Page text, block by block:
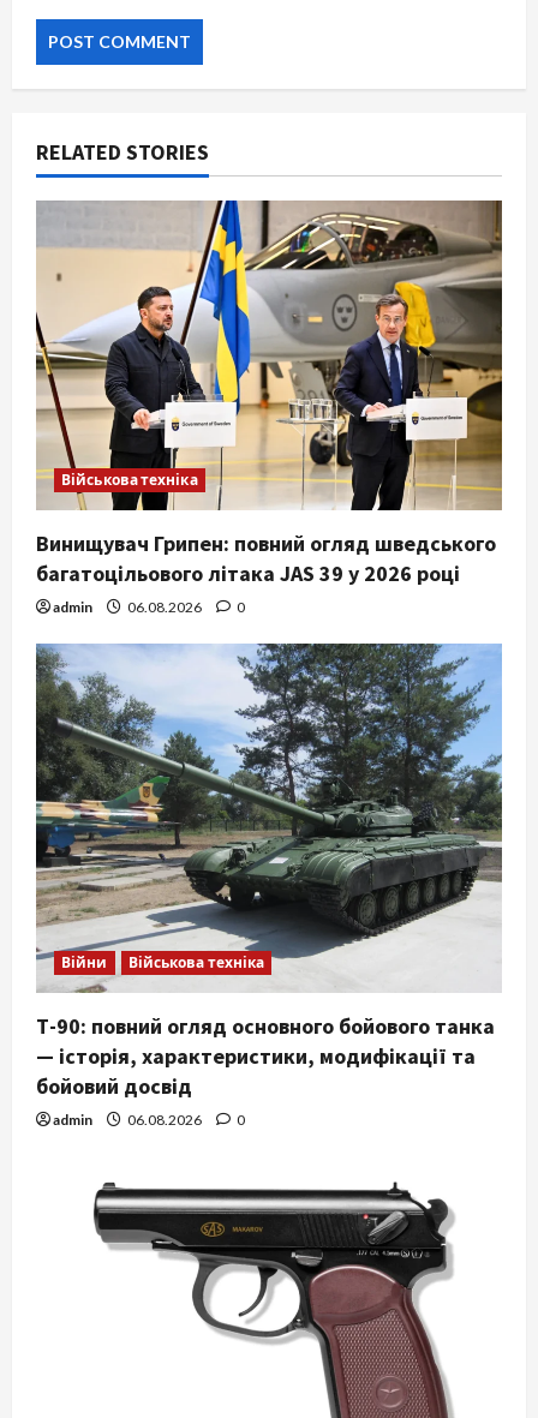
RELATED STORIES
Військова техніка
Винищувач Грипен: повний огляд шведського
багатоцільового літака JAS 39 у 2026 році
admin 06.08.2026 0
Війни Військова техніка
Т-90: повний огляд основного бойового танка
— історія, характеристики, модифікації та
бойовий досвід
admin 06.08.2026 0